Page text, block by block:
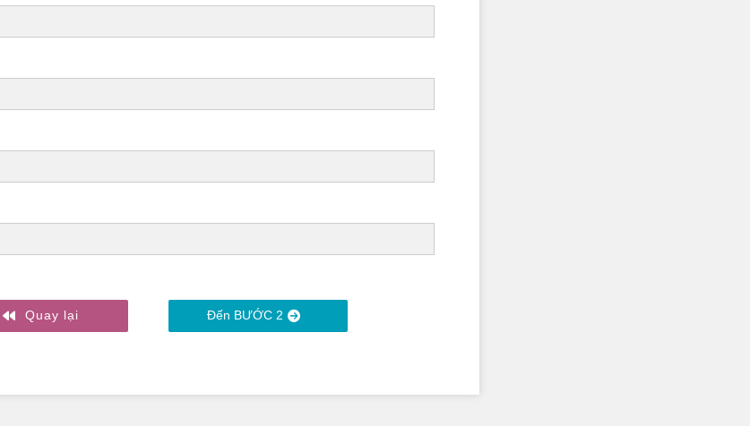
Quay lại Đến BƯỚC 2